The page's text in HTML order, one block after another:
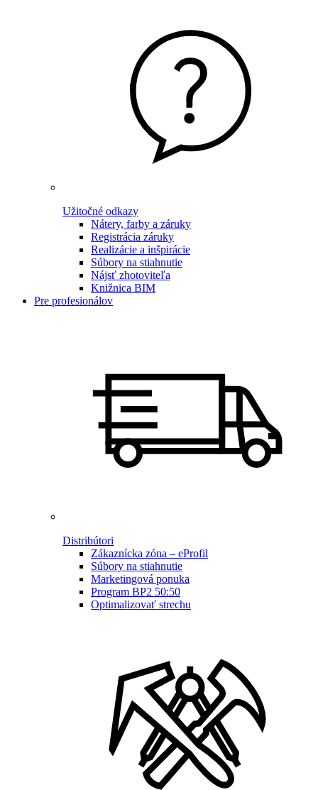
Užitočné odkazy
Nátery, farby a záruky
Registrácia záruky
Realizácie a inšpirácie
Súbory na stiahnutie
Nájsť zhotoviteľa
Knižnica BIM
Pre profesionálov
Distribútori
Zákaznícka zóna – eProfil
Súbory na stiahnutie
Marketingová ponuka
Program BP2 50:50
Optimalizovať strechu